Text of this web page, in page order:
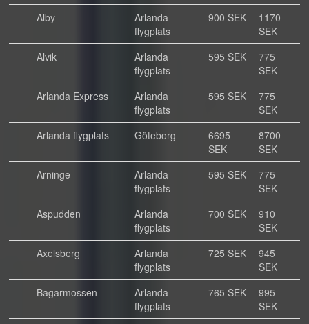
Alby
Arlanda
flygplats
900 SEK
1170
SEK
Alvik
Arlanda
flygplats
595 SEK
775
SEK
Arlanda Express
Arlanda
flygplats
595 SEK
775
SEK
Arlanda flygplats
Göteborg
6695
SEK
8700
SEK
Arninge
Arlanda
flygplats
595 SEK
775
SEK
Aspudden
Arlanda
flygplats
700 SEK
910
SEK
Axelsberg
Arlanda
flygplats
725 SEK
945
SEK
Bagarmossen
Arlanda
flygplats
765 SEK
995
SEK